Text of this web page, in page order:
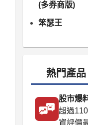
(多券商版)
笨瑟王
熱門產品
股市爆
超過
資評價